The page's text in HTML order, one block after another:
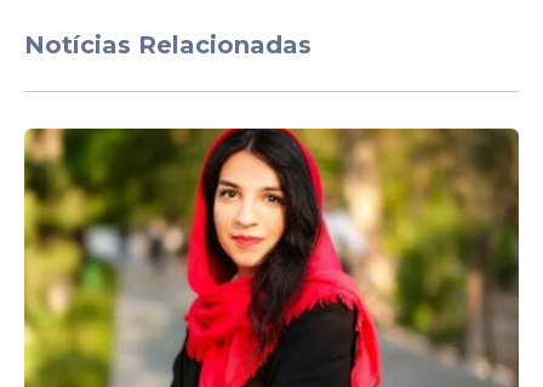
Notícias Relacionadas